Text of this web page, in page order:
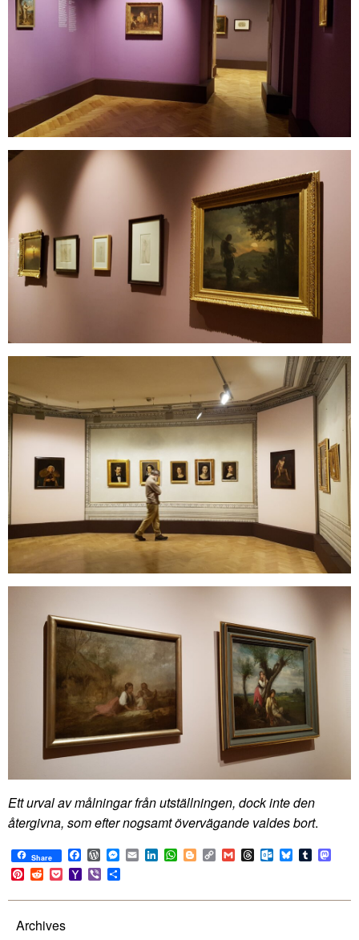
Ett urval av målningar från utställningen, dock inte den
återgivna, som efter nogsamt övervägande valdes bort.
Share Facebook
WordPress
Messenger
EmailLinkedIn
WhatsApp
BloggerCopy
Link
GmailThreadsOutlook.com
BlueskyTumblr
Pinterest
RedditPocketYahoo
Mail
Viber
Archives